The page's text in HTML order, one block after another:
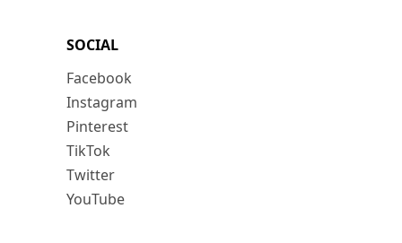
SOCIAL
Facebook
Instagram
Pinterest
TikTok
Twitter
YouTube